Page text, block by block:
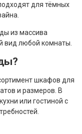
для тёмных
из массива
вид любой комнаты.
шкафов для
и размеров. В
или гостиной с